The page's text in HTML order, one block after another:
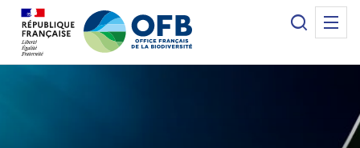
Office français de la biodiversité
Recherche
Panneau de gestion des cookies